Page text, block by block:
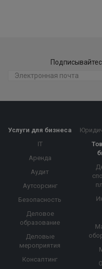
Услуги для бизнеса
IT
Аренда
Аудит
Аутсорсинг
Безопасность
Деловое
образование
Деловые
мероприятия
Консалтинг